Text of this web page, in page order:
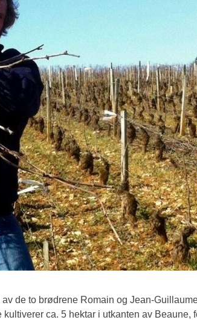
de to brødrene Romain og Jean-
ca. 5 hektar i utkanten av Beaune,